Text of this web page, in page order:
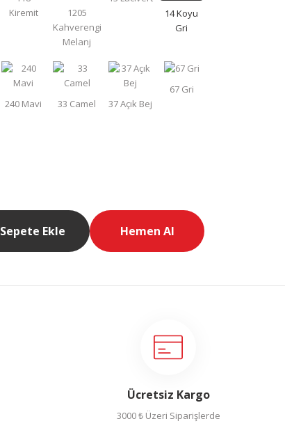
Sepete Ekle Hemen Al
Ücretsiz Kargo
3000 ₺ Üzeri Siparişlerde